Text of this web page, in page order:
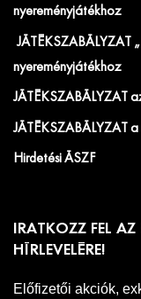
nyereményjátékhoz
JÁTÉKSZABÁLYZAT
nyereményjátékhoz
JÁTÉKSZABÁLYZAT
JÁTÉKSZABÁLYZAT
Hirdetési ÁSZF
IRATKOZZ FEL AZ
HÍRLEVELÉRE!
Előfizetői akciók,